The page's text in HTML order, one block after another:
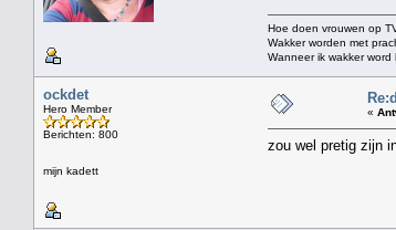
Hoe doen vrouwen op
Wakker worden met
Wanneer ik wakker
ockdet
Hero Member
Berichten: 800
mijn kadett
«
zou wel pretig zijn